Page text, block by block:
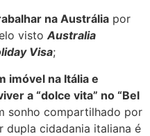
na Austrália por
vistoAustralia
Visa;
imóvel na Itália e
a “dolce vita” no “Bel
sonho compartilhado por
dupla cidadania italiana é